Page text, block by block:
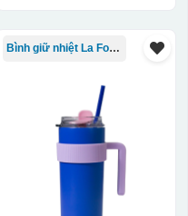
Bình giữ nhiệt La Fonte